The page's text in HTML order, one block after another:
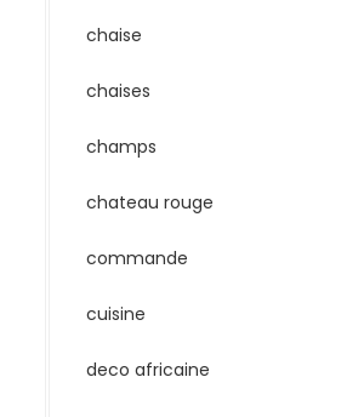
chaise
chaises
champs
chateau rouge
commande
cuisine
deco africaine